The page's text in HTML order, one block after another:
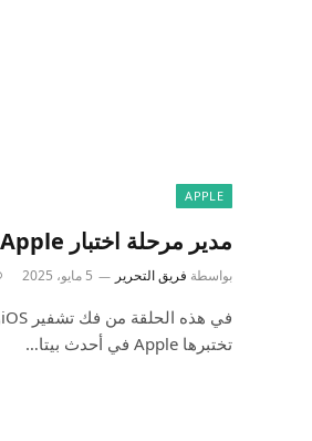
APPLE
مدير مرحلة اختبار Apple لـ iPhone ، والأنماط الذكية للفيديو
بواسطة فريق التحرير 5 مايو، 2025
تختبرها Apple في أحدث بيتا…